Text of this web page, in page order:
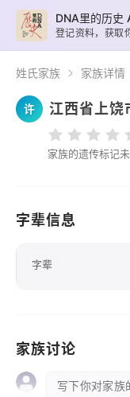
姓氏家族 家族详情
许 江西省上饶
家族的遗传标记
字辈信息
字辈
家族讨论
写下你对家族
DNA里的历史
登记资料，获取